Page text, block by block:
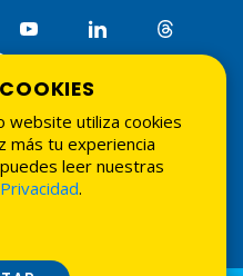
de uso•Políticas de
externos
de Ahorros y Préstamos.
Website por
website utiliza cookies
más tu experiencia
leer nuestras
.